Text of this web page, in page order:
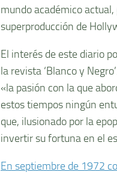
mundo académico
superproducción de
El interés de este diario
la revista ‘Blanco y
«la pasión con la que
estos tiempos ningún
que, ilusionado por la
invertir su fortuna en el
En septiembre de 1972